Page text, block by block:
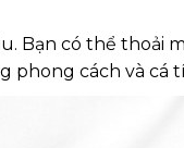
Bạn có thể thoải
phong cách và cá